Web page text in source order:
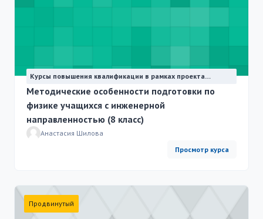
Курсы повышения квалификации в рамках проекта
"Физика для всех"
Методические особенности подготовки по
физике учащихся с инженерной
направленностью (8 класс)
Анастасия Шилова
Просмотр курса
Продвинутый